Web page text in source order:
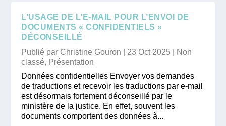
L’USAGE DE L’E-MAIL POUR L’ENVOI DE
DOCUMENTS « CONFIDENTIELS »
DÉCONSEILLÉ
Publié par Christine Gouron 23 Oct 2025
Non
classé, Présentation
Données confidentielles Envoyer vos demandes
de traductions et recevoir les traductions par e-mail
est désormais fortement déconseillé par le
ministère de la justice. En effet, souvent les
documents comportent des données à...